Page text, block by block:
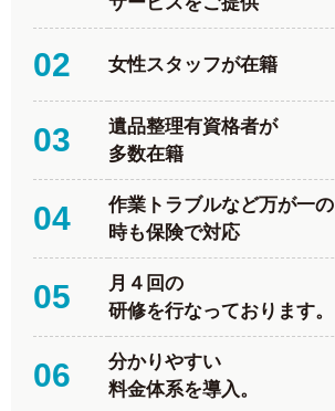
02 女性スタッフが在籍
03
遺品整理有資格者が
多数在籍
04
作業トラブルなど万が一の
時も保険で対応
05
月４回の
研修を行なっております。
06
分かりやすい
料金体系を導入。